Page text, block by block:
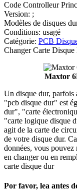
Code Controlleur
Version: ;
Modèles de disques
Conditions: usagé
Catégorie: PCB
Changer Carte Disque
Maxtor
Un disque dur,
"pcb disque dur" est
dur", "carte
"carte logique disque
agit de la carte de
de votre disque dur.
données, vous
en changer ou en
carte disque dur
Por favor, lea antes